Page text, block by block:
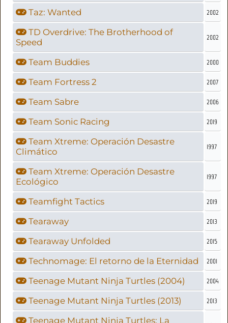
Taz: Wanted 2002
TD Overdrive: The Brotherhood of
Speed
2002
Team Buddies 2000
Team Fortress 2 2007
Team Sabre 2006
Team Sonic Racing 2019
Team Xtreme: Operación Desastre
Climático
1997
Team Xtreme: Operación Desastre
Ecológico
1997
Teamfight Tactics 2019
Tearaway 2013
Tearaway Unfolded 2015
Technomage: El retorno de la Eternidad 2001
Teenage Mutant Ninja Turtles (2004) 2004
Teenage Mutant Ninja Turtles (2013) 2013
Teenage Mutant Ninja Turtles: La